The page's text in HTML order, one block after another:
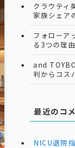
クラウティ
家族シェア
フォローア
る3つの理
and
判からコス
最近のコ
NICU退院